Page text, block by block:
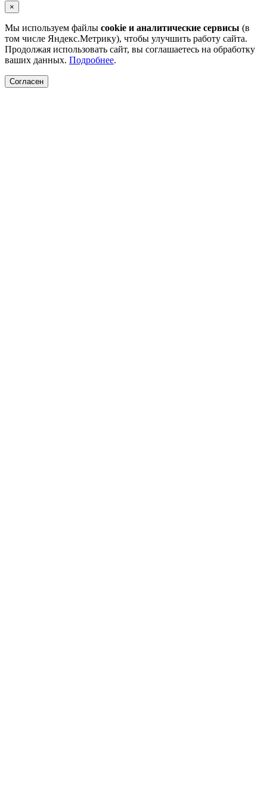
×
Мы используем файлы cookie и аналитические сервисы (в
том числе Яндекс.Метрику), чтобы улучшить работу сайта.
Продолжая использовать сайт, вы соглашаетесь на обработку
ваших данных. Подробнее.
Согласен